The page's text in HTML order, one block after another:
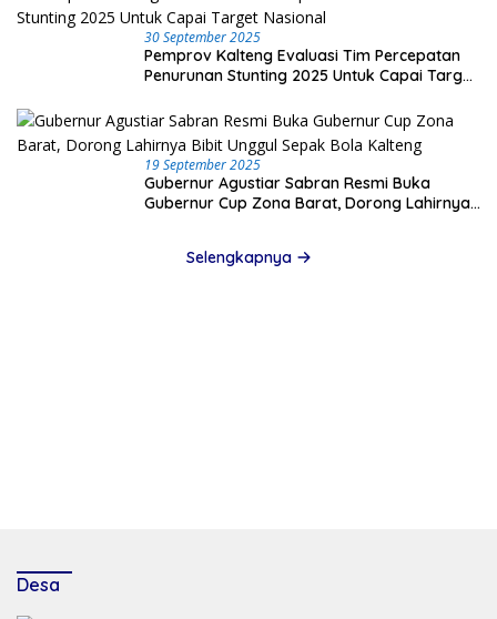
30 September 2025
Pemprov Kalteng Evaluasi Tim Percepatan
Penurunan Stunting 2025 Untuk Capai Target
19 September 2025
Gubernur Agustiar Sabran Resmi Buka
Gubernur Cup Zona Barat, Dorong Lahirnya
Selengkapnya
Desa